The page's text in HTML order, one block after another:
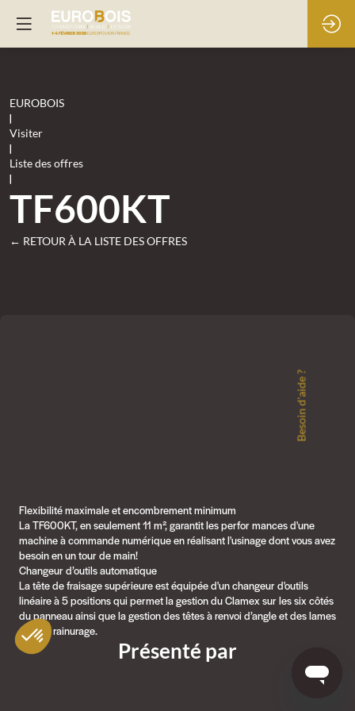
EUROBOIS
|
Visiter
|
Liste des offres
|
TF600KT
← RETOUR À LA LISTE DES OFFRES
Flexibilité maximale et encombrement minimum
La TF600KT, en seulement 11 m², garantit les perfor mances d'une
machine à commande numérique en réalisant l'usinage dont vous avez
besoin en un tour de main!
Changeur d’outils automatique
La tête de fraisage supérieure est équipée d'un changeur d'outils
linéaire à 5 positions qui permet la gestion du Clamex sur les six côtés
du panneau ainsi que la gestion des têtes à renvoi d’angle et des lames
pour le rainurage.
Présenté par
Besoin d'aide ?